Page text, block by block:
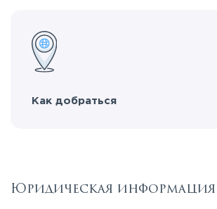
Как добраться
Юридическая информация